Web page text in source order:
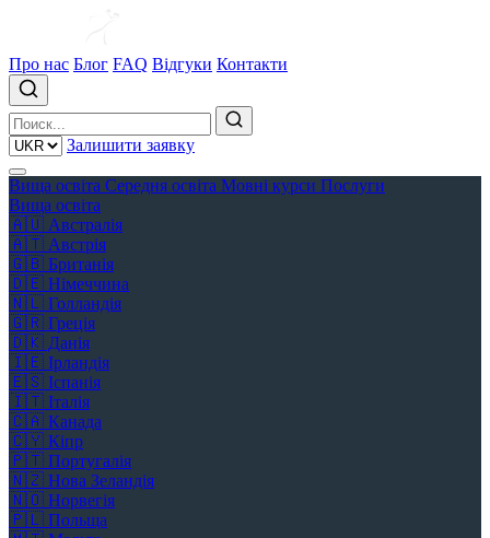
Про нас Блог FAQ Відгуки Контакти
Залишити заявку
Вища освіта Середня освіта Мовні курси Послуги
Вища освіта
🇦🇺 Австралія
🇦🇹 Австрія
🇬🇧 Британія
🇩🇪 Німеччина
🇳🇱 Голландія
🇬🇷 Греція
🇩🇰 Данія
🇮🇪 Ірландія
🇪🇸 Іспанія
🇮🇹 Італія
🇨🇦 Канада
🇨🇾 Кіпр
🇵🇹 Португалія
🇳🇿 Нова Зеландія
🇳🇴 Норвегія
🇵🇱 Польща